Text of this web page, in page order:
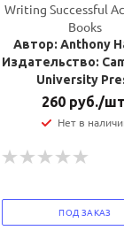
Writing Successful
Books
Автор: Anthony
Издательство:
University
260руб./
Нет в
ПОД ЗАКАЗ